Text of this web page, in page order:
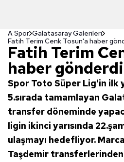
A Spor Galatasaray Galerileri
Fatih Terim Cenk Tosun'a haber
Fatih Terim
haber
Spor Toto Süper Lig'in ilk
5.sırada tamamlayan
transfer döneminde
ligin ikinci yarısında
ulaşmayı hedefliyor.
Taşdemir